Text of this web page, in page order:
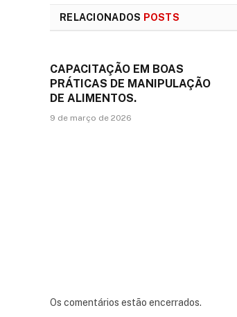
RELACIONADOS POSTS
CAPACITAÇÃO EM BOAS
PRÁTICAS DE MANIPULAÇÃO
DE ALIMENTOS.
9 de março de 2026
Os comentários estão encerrados.